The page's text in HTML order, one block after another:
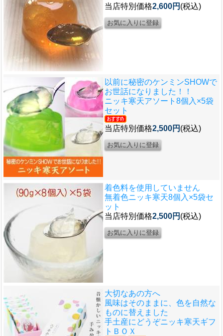
当店特別価格2,600円 (税込)
以前に秘密のケンミンSHOWで
お世話になりました！！
ニッキ寒天アソート8個入×5袋
セット
当店特別価格2,500円 (税込)
着色料を使用していません
無着色ニッキ寒天8個入×5袋セ
ット
当店特別価格2,500円 (税込)
大切なあの方へ
風味はそのままに、色を自然な
ものに替えました
手土産にどうぞニッキ寒天ギフ
トＢＯＸ